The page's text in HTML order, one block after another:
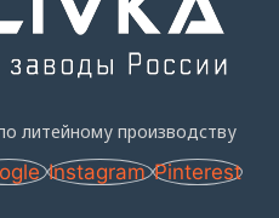
литейному производству
Instagram Pinterest